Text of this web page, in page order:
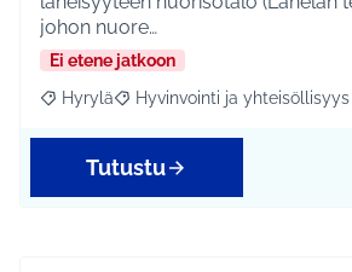
johon nuore…
Ei etene jatkoon
Rajaa tulokset aihepiirin mukaan: Hyrylä
Hyrylä Rajaa tulokset teeman
Hyvinvointi ja yhteisöllisyys
Tutustu